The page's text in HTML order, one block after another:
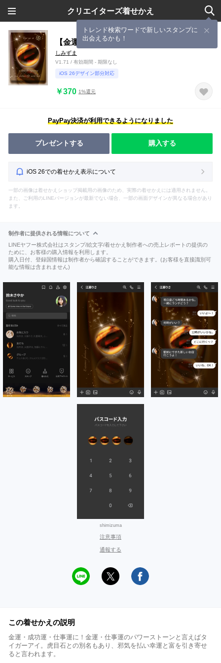
クリエイターズ着せかえ
トレンド検索ワードで新しいスタンプに
出会えるかも！
【金運上昇】タイガーアイ
しみずま
V1.71 / 有効期間 - 期限なし
iOS 26デザイン部分対応
￥370 1%還元
PayPay決済が利用できるようになりました
プレゼントする 購入する
iOS 26での着せかえ表示について
一部の画像は着せかえショップ掲載用の画像のため、実際の着せかえには適用されません。
また、ご利用のLINEバージョンが最新でない場合、一部の画面デザインが異なる場合があり
ます。
制作者に提供される情報について
LINEヤフー株式会社はスタンプ/絵文字/着せかえ制作者への売上レポートの提供の
ために、お客様の購入情報を利用します。
購入日付、登録国情報は制作者から確認することができます。(お客様を直接識別可
能な情報は含まれません)
shimizuma
注意事項
通報する
この着せかえの説明
金運・成功運・仕事運に！金運・仕事運のパワーストーンと言えばタ
イガーアイ。虎目石との別名もあり、邪気を払い幸運と富を引き寄せ
ると言われます。